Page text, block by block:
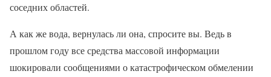
соседних областей.
А как же вода, вернулась ли она, спросите вы. Ведь в
прошлом году все средства массовой информации
шокировали сообщениями о катастрофическом обмелении